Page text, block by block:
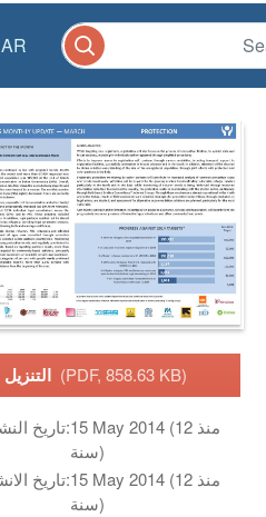
AR
التنزيل (PDF, 858.63 KB)
تاريخ النشر:15 May 2014 (منذ 12
سنة)
تاريخ الانشاء:15 May 2014 (منذ 12
سنة)